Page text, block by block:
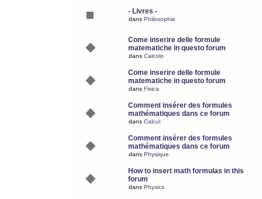
- Livres -
dans Philosophie
Come inserire delle formule
matematiche in questo forum
dans Calcolo
Come inserire delle formule
matematiche in questo forum
dans Fisica
Comment insérer des formules
mathématiques dans ce forum
dans Calcul
Comment insérer des formules
mathématiques dans ce forum
dans Physique
How to insert math formulas in this
forum
dans Physics